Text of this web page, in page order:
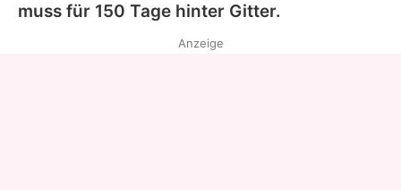
muss für 150 Tage hinter Gitter.
Anzeige